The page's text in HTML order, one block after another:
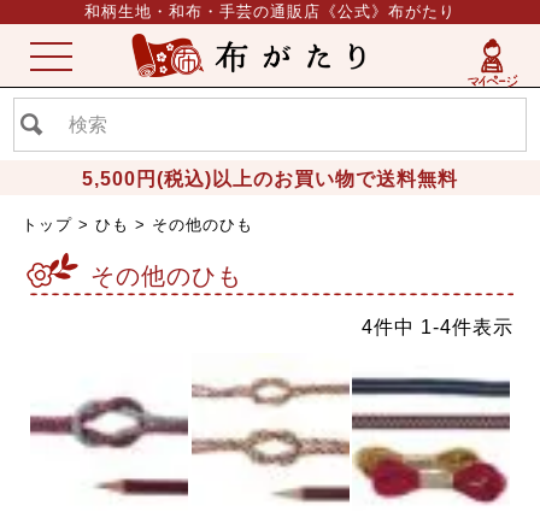
和柄生地・和布・手芸の通販店《公式》布がたり
5,500円(税込)以上のお買い物で送料無料
ME
NU
トップ ひも その他のひも
その他のひも
4件中 1-4件表示